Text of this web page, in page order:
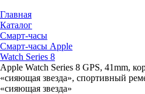
Главная
Каталог
Смарт-часы
Смарт-часы Apple
Watch Series 8
Apple Watch Series 8 GPS, 41mm,
«сияющая звезда», спортивный
«сияющая звезда»